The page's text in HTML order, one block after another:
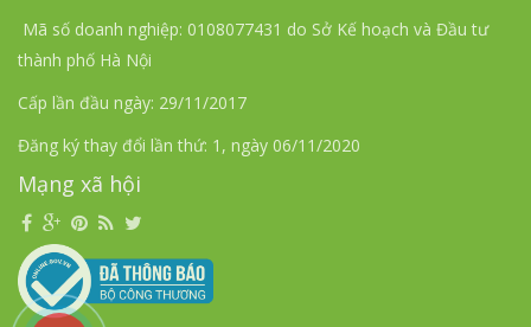
Mã số doanh nghiệp: 0108077431 do Sở Kế hoạch và Đầu tư
thành phố Hà Nội
Cấp lần đầu ngày: 29/11/2017
Đăng ký thay đổi lần thứ: 1, ngày 06/11/2020
Mạng xã hội